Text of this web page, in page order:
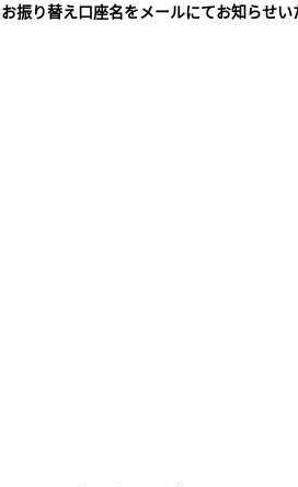
り替え口座名をメールにてお知らせ